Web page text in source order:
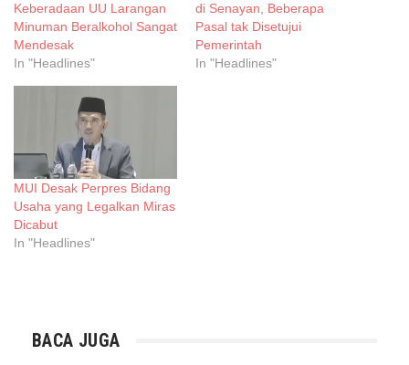
Keberadaan UU Larangan
Minuman Beralkohol Sangat
Mendesak
In "Headlines"
di Senayan, Beberapa
Pasal tak Disetujui
Pemerintah
In "Headlines"
MUI Desak Perpres Bidang
Usaha yang Legalkan Miras
Dicabut
In "Headlines"
BACA JUGA